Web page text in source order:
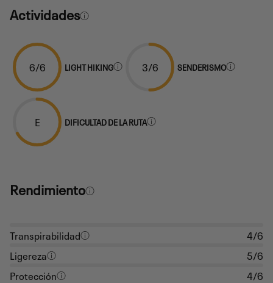
Actividades
6/6 LIGHT HIKING 3/6 SENDERISMO
E DIFICULTAD DE LA RUTA
Rendimiento
Transpirabilidad
4/6
Ligereza
5/6
Protección
4/6